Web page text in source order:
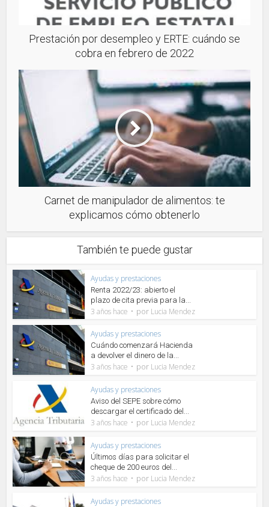
Prestación por desempleo y ERTE: cuándo se
cobra en febrero de 2022
Carnet de manipulador de alimentos: te
explicamos cómo obtenerlo
También te puede gustar
Ayudas y prestaciones
Renta 2022/23: abierto el
plazo de cita previa para la...
3 años hace por Lucia Mendez
Ayudas y prestaciones
Cuándo comenzará Hacienda
a devolver el dinero de la...
3 años hace por Lucia Mendez
Ayudas y prestaciones
Aviso del SEPE sobre cómo
descargar el certificado del...
3 años hace por Lucia Mendez
Ayudas y prestaciones
Últimos días para solicitar el
cheque de 200 euros del...
3 años hace por Lucia Mendez
Ayudas y prestaciones